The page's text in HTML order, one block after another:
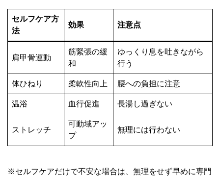
セルフケア方
法
効果 注意点
肩甲骨運動
筋緊張の緩
和
ゆっくり息を吐きながら
行う
体ひねり 柔軟性向上 腰への負担に注意
温浴 血行促進 長湯し過ぎない
ストレッチ
可動域アッ
プ
無理には行わない
※セルフケアだけで不安な場合は、無理をせず早めに専門